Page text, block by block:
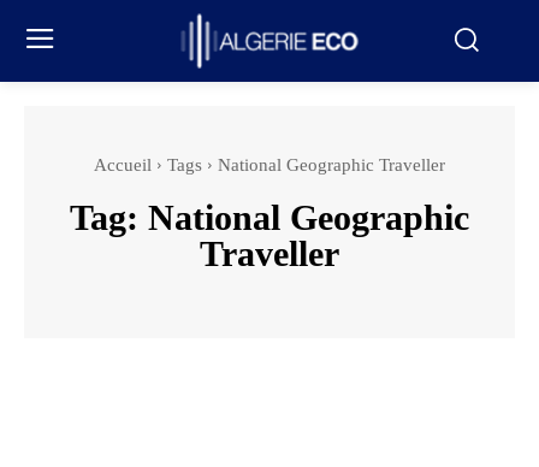
Accueil Tags National Geographic Traveller
Tag: National Geographic
Traveller